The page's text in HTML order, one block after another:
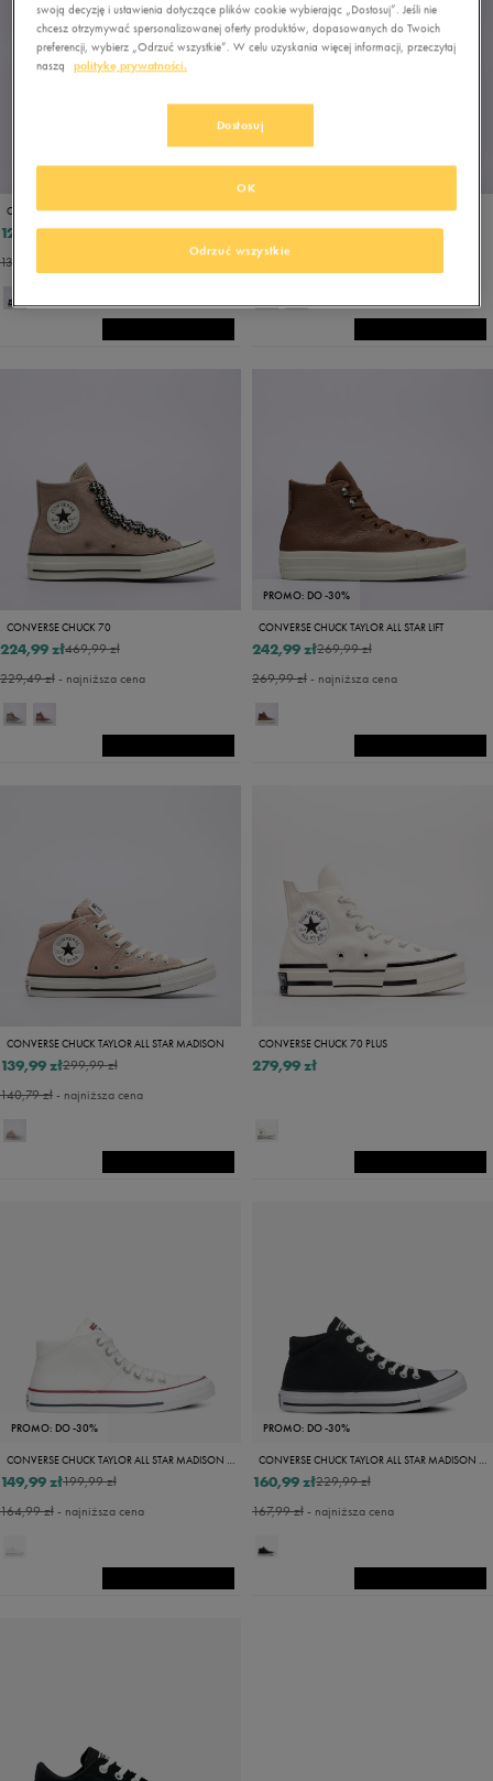
CONVERSE CHUCK TAYLOR ALL STAR
259,99 zł
124,99 zł
132,99 zł
CONVERSE CHUCK 70
229,99 zł
206,99 zł
233,99 zł
CONVERSE CHUCK 70
469,99 zł
224,99 zł
229,49 zł- najniższa cena
PROMO: DO -30%
CONVERSE CHUCK TAYLOR ALL STAR LIFT
269,99 zł
242,99 zł
269,99 zł- najniższa cena
CONVERSE CHUCK TAYLOR ALL STAR MADISON
299,99 zł
139,99 zł
140,79 zł- najniższa cena
CONVERSE CHUCK 70 PLUS
279,99 zł
PROMO: DO -30%
CONVERSE CHUCK TAYLOR ALL STAR MADISON MID
199,99 zł
149,99 zł
164,99 zł- najniższa cena
PROMO: DO -30%
CONVERSE CHUCK TAYLOR ALL STAR MADISON MID
229,99 zł
160,99 zł
167,99 zł- najniższa cena
swoją decyzję i ustawienia dotyczące plików cookie wybierając „Dostosuj”. Jeśli nie
chcesz otrzymywać spersonalizowanej oferty produktów, dopasowanych do Twoich
preferencji, wybierz „Odrzuć wszystkie”. W celu uzyskania więcej informacji, przeczytaj
naszą
politykę prywatności.
Dostosuj
Odrzuć wszystkie
OK